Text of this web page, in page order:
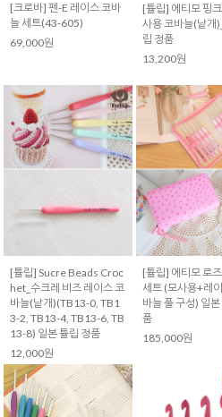
[크로바] 펜-E 레이스 코바
늘 세트(43-605)
69,000원
[튤립] 에티모 핑
사용 코바늘(낱개
립 정품
13,200원
[튤립] Sucre Beads Croc
het_수크레 비즈 레이스 코
바늘(낱개)(TB13-0, TB1
3-2, TB13-4, TB13-6, TB
13-8) 일본 튤립 정품
12,000원
[튤립] 에티모 로
세트 (모사용+레
바늘 풀 구성) 일본
품
185,000원